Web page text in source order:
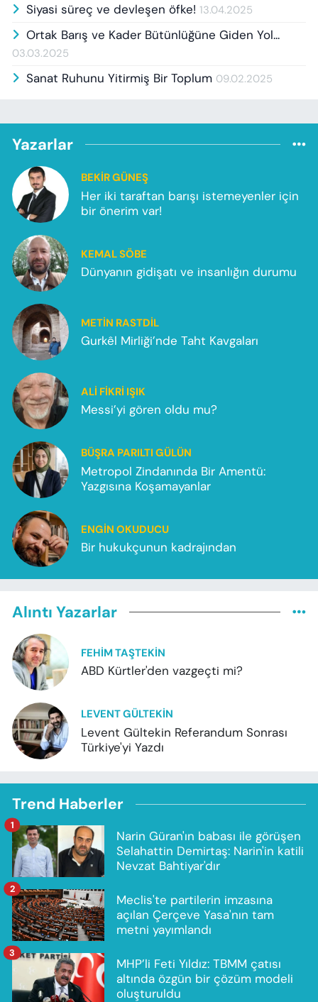
Siyasi süreç ve devleşen öfke! 13.04.2025
Ortak Barış ve Kader Bütünlüğüne Giden Yol...
03.03.2025
Sanat Ruhunu Yitirmiş Bir Toplum 09.02.2025
Yazarlar
BEKIR GÜNEŞ
Her iki taraftan barışı istemeyenler için
bir önerim var!
KEMAL SÖBE
Dünyanın gidişatı ve insanlığın durumu
METIN RASTDIL
Gurkêl Mirliği’nde Taht Kavgaları
ALI FIKRI IŞIK
Messi’yi gören oldu mu?
BÜŞRA PARILTI GÜLÜN
Metropol Zindanında Bir Amentü:
Yazgısına Koşamayanlar
ENGIN OKUDUCU
Bir hukukçunun kadrajından
Alıntı Yazarlar
FEHIM TAŞTEKIN
ABD Kürtler'den vazgeçti mi?
LEVENT GÜLTEKIN
Levent Gültekin Referandum Sonrası
Türkiye'yi Yazdı
Trend Haberler
Narin Güran'ın babası ile görüşen
Selahattin Demirtaş: Narin'in katili
Nevzat Bahtiyar'dır
1
Meclis'te partilerin imzasına
açılan Çerçeve Yasa'nın tam
metni yayımlandı
2
MHP’li Feti Yıldız: TBMM çatısı
altında özgün bir çözüm modeli
oluşturuldu
3